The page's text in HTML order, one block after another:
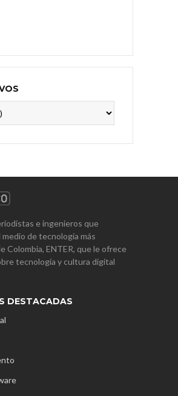
e ingenieros que
medio de tecnología más
Colombia, ENTER, que le ofrece
tecnología y cultura digital
DESTACADAS